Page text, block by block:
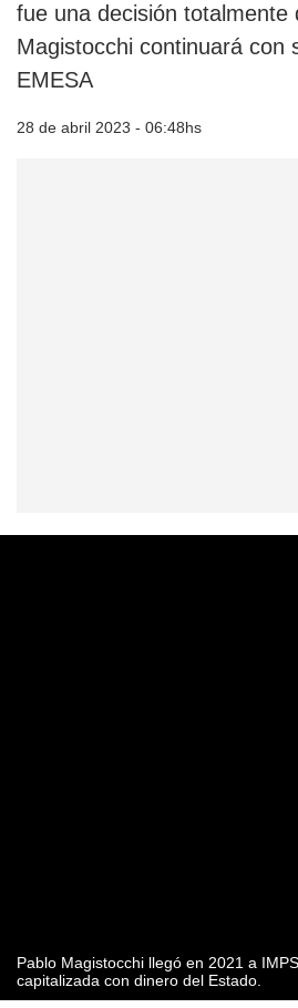
fue una decisión totalmente
Magistocchi continuará con
EMESA
28 de abril 2023 - 06:48hs
Pablo Magistocchi llegó en 2021 a
capitalizada con dinero del Estado.